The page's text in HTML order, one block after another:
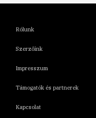
Rólunk
Szerzőink
Impresszum
Támogatók és partnerek
Kapcsolat